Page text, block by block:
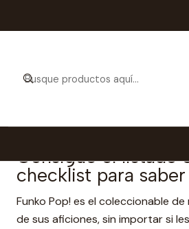
Todos los Funko
Consigue el listado
checklist para
Funko Pop! es el coleccionable
de sus aficiones, sin importar si